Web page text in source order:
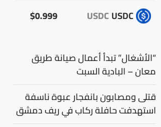
USDC
USDC
$0.999
“الأشغال” تبدأ أعمال صيانة طريق
معان – البادية السبت
قتلى ومصابون بانفجار عبوة ناسفة
استهدفت حافلة ركاب في ريف دمشق